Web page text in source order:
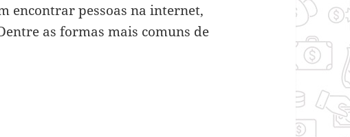
encontrar pessoas na internet,
as formas mais comuns de